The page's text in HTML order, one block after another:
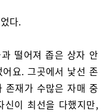
다.
떨어져 좁은 상자 안
요. 그곳에서 낯선 존
존재가 수많은 자매 중
신이 최선을 다했지만,